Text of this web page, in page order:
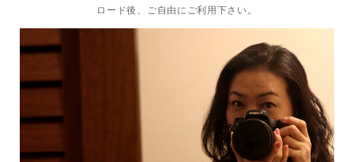
ロード後、ご自由にご利用下さい。